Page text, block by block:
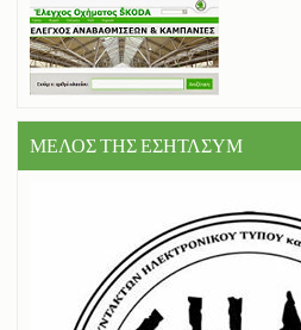
ΜΕΛΟΣ ΤΗΣ ΕΣΗΤΛΣΥΜ